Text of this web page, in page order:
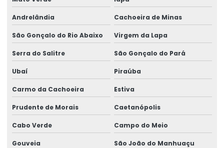
Andrelândia Cachoeira de Minas
São Gonçalo do Rio Abaixo Virgem da Lapa
Serra do Salitre São Gonçalo do Pará
Ubaí Piraúba
Carmo da Cachoeira Estiva
Prudente de Morais Caetanópolis
Cabo Verde Campo do Meio
Gouveia São João do Manhuaçu